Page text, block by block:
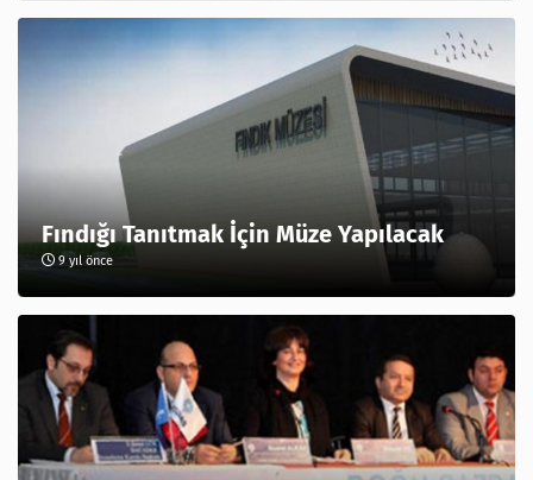
Fındığı Tanıtmak İçin Müze Yapılacak
9 yıl önce